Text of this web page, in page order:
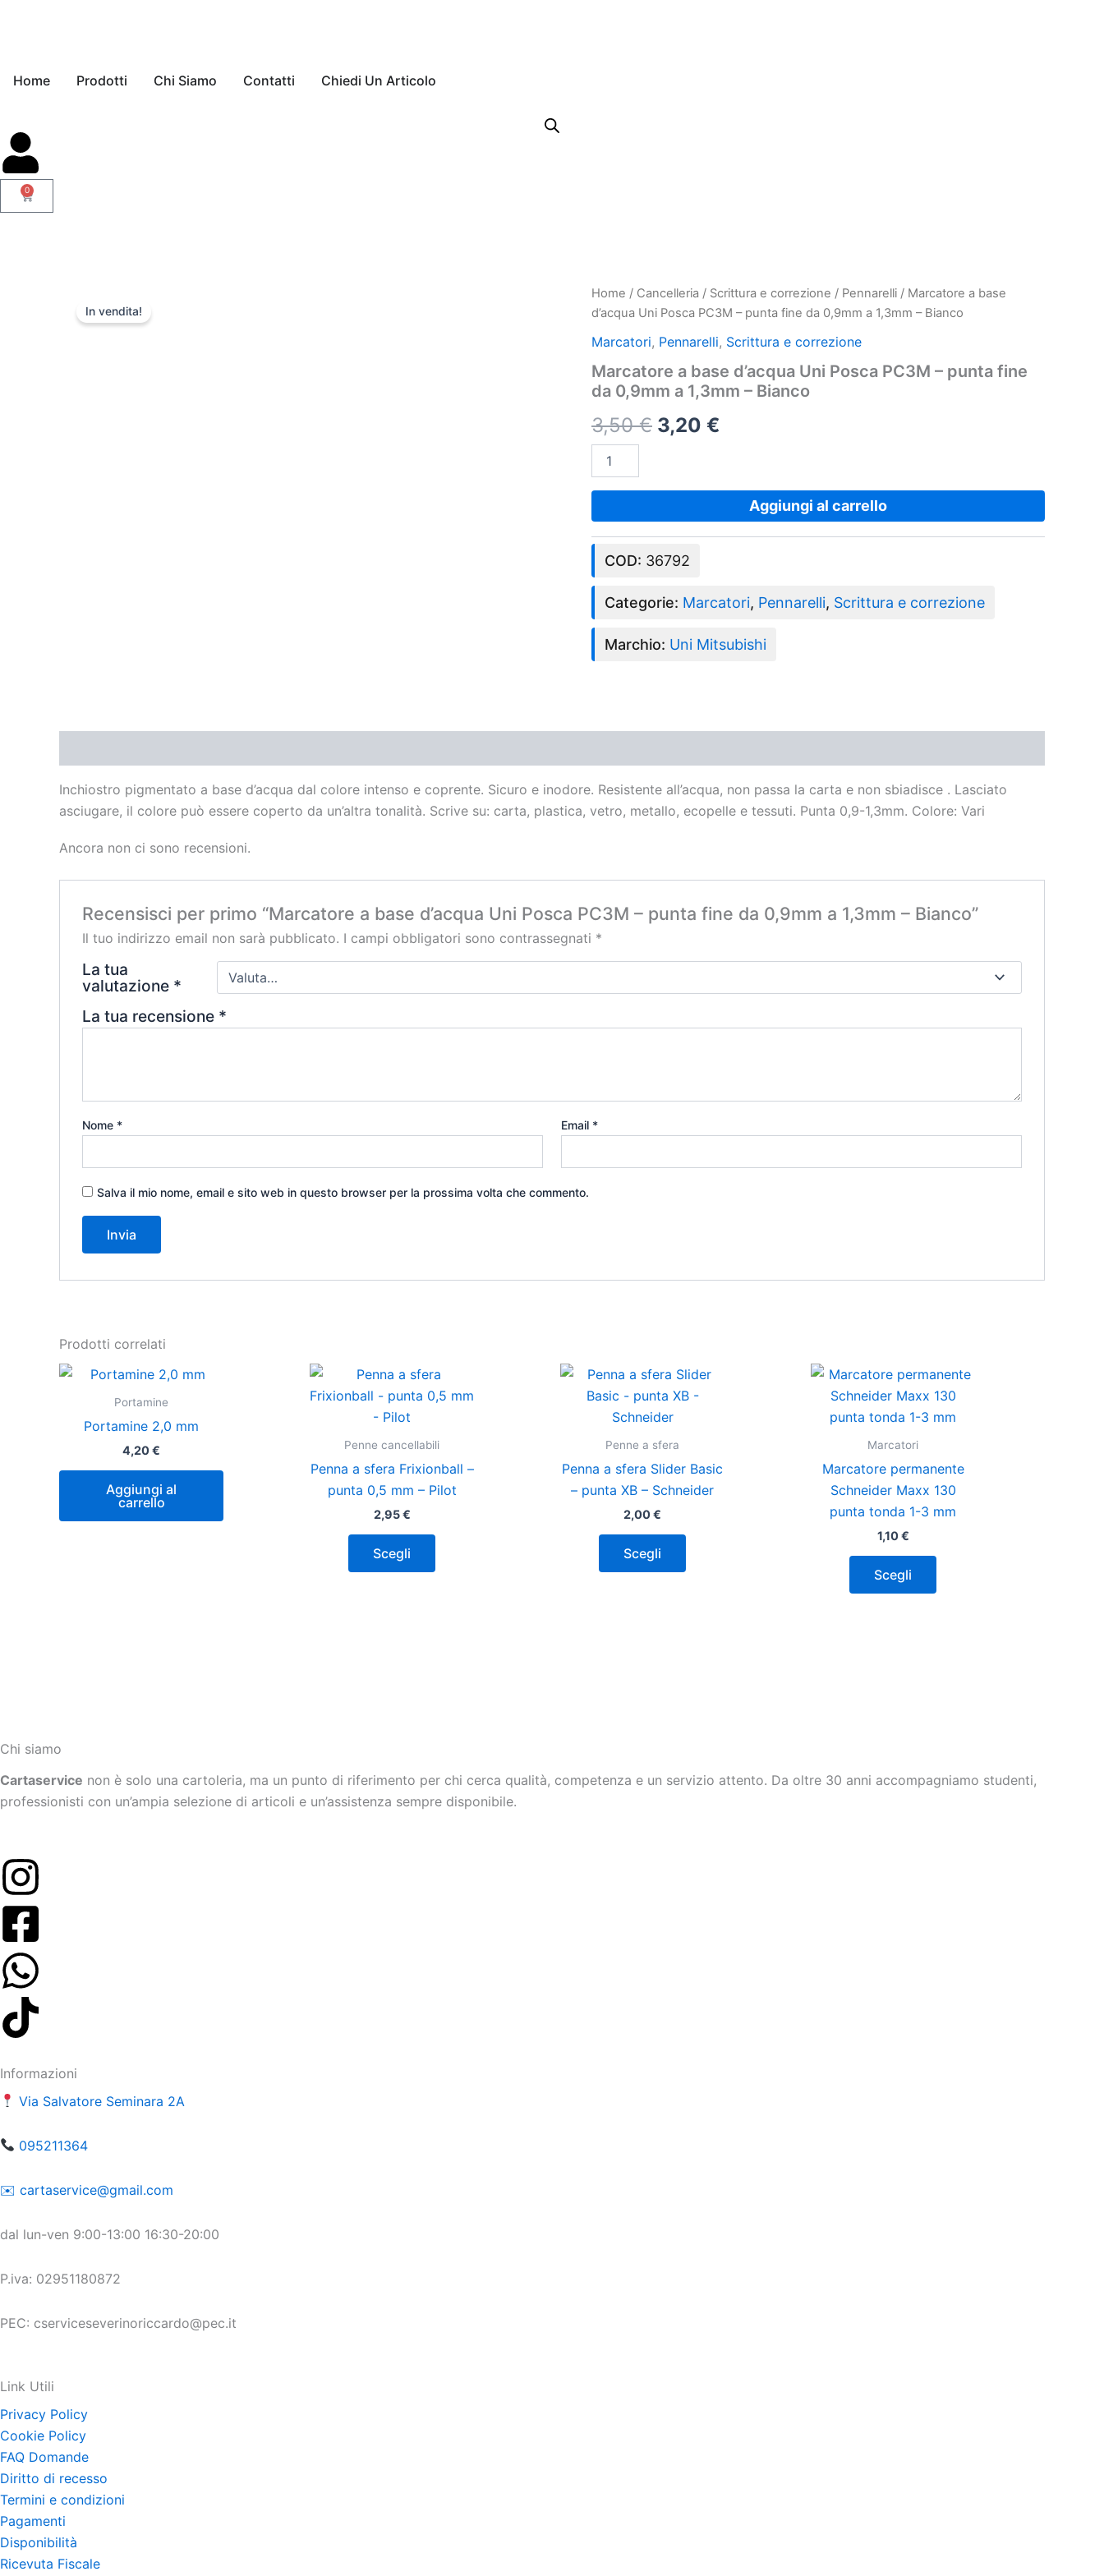
Home
Prodotti Chi Siamo Contatti Chiedi Un Articolo
0
Carrello
In vendita!
Home / Cancelleria / Scrittura e correzione / Pennarelli / Marcatore a base
d’acqua Uni Posca PC3M – punta fine da 0,9mm a 1,3mm – Bianco
Marcatori, Pennarelli, Scrittura e correzione
Marcatore a base d’acqua Uni Posca PC3M – punta fine
da 0,9mm a 1,3mm – Bianco
3,50€
Il
prezzo
originale
era:
3,50 €.
3,20 €
Il
prezzo
attuale
è:
Marcatore
a
d'acqua
Posca
PC3M
punta
fine
a
-
Bianco
quantità
Aggiungi al carrello
COD: 36792
Categorie: Marcatori, Pennarelli, Scrittura e correzione
Marchio: Uni Mitsubishi
Inchiostro pigmentato a base d’acqua dal colore intenso e coprente. Sicuro e inodore. Resistente all’acqua, non passa la carta e non sbiadisce . Lasciato
asciugare, il colore può essere coperto da un’altra tonalità. Scrive su: carta, plastica, vetro, metallo, ecopelle e tessuti. Punta 0,9-1,3mm. Colore: Vari
Ancora non ci sono recensioni.
Recensisci per primo “Marcatore a base d’acqua Uni Posca PC3M – punta fine da 0,9mm a 1,3mm – Bianco”
Il tuo indirizzo email non sarà pubblicato. I campi obbligatori sono contrassegnati *
La tua
valutazione *
La tua recensione *
Nome * Email *
Salva il mio nome, email e sito web in questo browser per la prossima volta che commento.
Prodotti correlati
Portamine
Portamine 2,0 mm
4,20€
Aggiungi al
carrello
Penne cancellabili
Penna a sfera Frixionball –
punta 0,5 mm – Pilot
2,95€
Scegli
Questo
prodotto
più
scelte
Penne a sfera
Penna a sfera Slider Basic
– punta XB – Schneider
2,00€
Scegli
Questo
prodotto
scelte
Marcatori
Marcatore permanente
Schneider Maxx 130
punta tonda 1-3 mm
1,10€
Scegli
Questo
prodotto
ha
nella
Chi siamo
Cartaservice non è solo una cartoleria, ma un punto di riferimento per chi cerca qualità, competenza e un servizio attento. Da oltre 30 anni accompagniamo studenti,
professionisti con un’ampia selezione di articoli e un’assistenza sempre disponibile.
Informazioni
Via Salvatore Seminara 2A
095211364
​​✉️ ​cartaservice@gmail.com
dal lun-ven 9:00-13:00 16:30-20:00
P.iva: 02951180872
PEC: cserviceseverinoriccardo@pec.it
Link Utili
Privacy Policy
Cookie Policy
FAQ Domande
Diritto di recesso
Termini e condizioni
Pagamenti
Disponibilità
Ricevuta Fiscale